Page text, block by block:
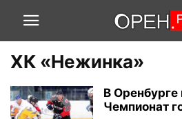
ХК «Нежинка»
В Оренбурге
Чемпионат